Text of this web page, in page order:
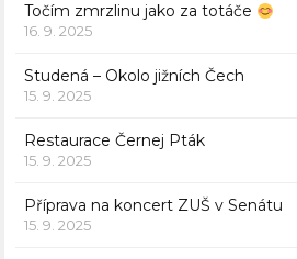
Točím zmrzlinu jako za totáče
16. 9. 2025
Studená – Okolo jižních Čech
15. 9. 2025
Restaurace Černej Pták
15. 9. 2025
Příprava na koncert ZUŠ v Senátu
15. 9. 2025